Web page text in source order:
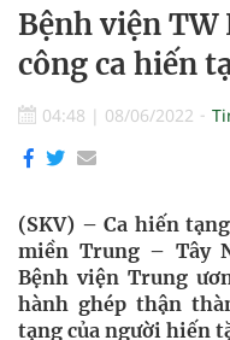
Bệnh viện
công ca hiến
04:48 | 08/06/2022
(SKV) – Ca hiến
miền Trung – Tây
Bệnh viện Trung
hành ghép thận
tạng của người hiến